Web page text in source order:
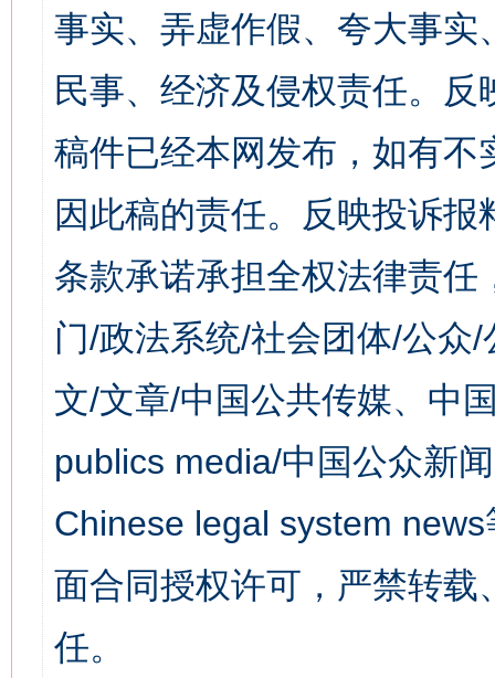
事实、弄虚作假、夸大事
民事、经济及侵权责任。
稿件已经本网发布，如有
因此稿的责任。反映投诉
条款承诺承担全权法律责
门/政法系统/社会团体/公众
文/文章/中国公共传媒、中
publics media/中国公众新
Chinese legal system
面合同授权许可，严禁转
任。